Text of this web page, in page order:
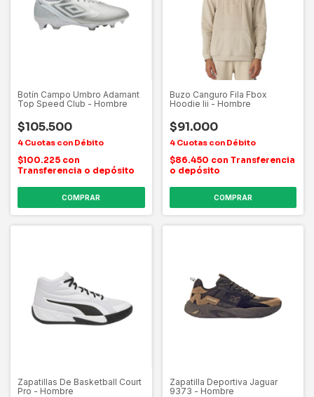
Botín Campo Umbro Adamant
Top Speed Club - Hombre
$105.500
$100.225 con
Transferencia o depósito
COMPRAR
Buzo Canguro Fila Fbox
Hoodie Iii - Hombre
$91.000
$86.450 con Transferencia
o depósito
COMPRAR
Zapatillas De Basketball Court
Pro - Hombre
Zapatilla Deportiva Jaguar
9373 - Hombre